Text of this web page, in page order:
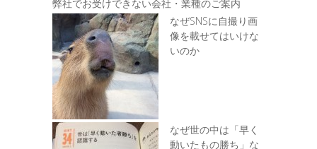
弊社でお受けできない会社・業種のご案内
なぜSNSに自撮り画
像を載せてはいけな
いのか
なぜ世の中は「早く
動いたもの勝ち」な